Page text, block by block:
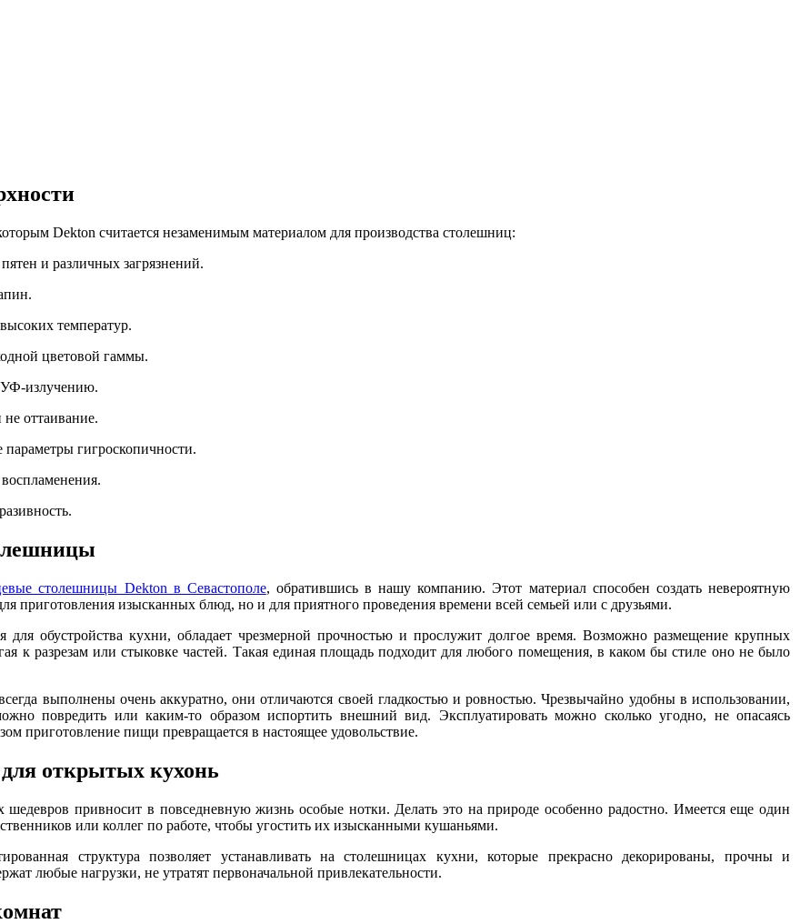
Dekton считается незаменимым материалом для производства столешниц:
и различных загрязнений.
температур.
цветовой гаммы.
УФ-излучению.
оттаивание.
параметры гигроскопичности.
столешницы Dekton в Севастополе, обратившись в нашу компанию. Этот материал способен создать невероятную
приготовления изысканных блюд, но и для приятного проведения времени всей семьей или с друзьями.
для обустройства кухни, обладает чрезмерной прочностью и прослужит долгое время. Возможно размещение крупных
к разрезам или стыковке частей. Такая единая площадь подходит для любого помещения, в каком бы стиле оно не было
выполнены очень аккуратно, они отличаются своей гладкостью и ровностью. Чрезвычайно удобны в использовании,
повредить или каким-то образом испортить внешний вид. Эксплуатировать можно сколько угодно, не опасаясь
приготовление пищи превращается в настоящее удовольствие.
открытых кухонь
шедевров привносит в повседневную жизнь особые нотки. Делать это на природе особенно радостно. Имеется еще один
или коллег по работе, чтобы угостить их изысканными кушаньями.
структура позволяет устанавливать на столешницах кухни, которые прекрасно декорированы, прочны и
любые нагрузки, не утратят первоначальной привлекательности.